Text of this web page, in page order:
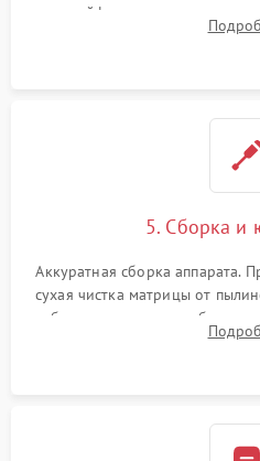
шлейфов, дисплея,
автофокуса. Восстановление
5. Сборка и
Аккуратная сборка аппарата.
сухая чистка матрицы от
рабочего отрезка, калибровка
экспозамера с